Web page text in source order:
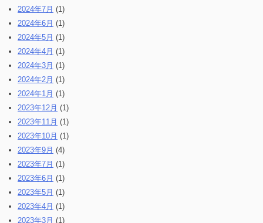
2024年7月 (1)
2024年6月 (1)
2024年5月 (1)
2024年4月 (1)
2024年3月 (1)
2024年2月 (1)
2024年1月 (1)
2023年12月 (1)
2023年11月 (1)
2023年10月 (1)
2023年9月 (4)
2023年7月 (1)
2023年6月 (1)
2023年5月 (1)
2023年4月 (1)
2023年3月 (1)